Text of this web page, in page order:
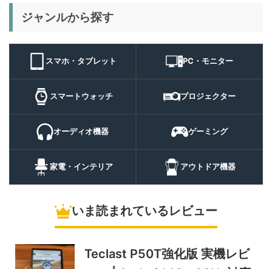
キャンプライ
BougeRV T1 キャンプライ
3000lm・最長102時間の多
機能キャンプライトを徹底検
ッチ
機レビュー | 1万円前後で通
9,882
ュー | バッテリー対応で車中
泊にも使いやすいポータブル
35,131
10/9まで
BougeRV Arch Pro 200W
実機レビュー | 曲がる・軽
い・車載しやすい200Wソー
ラーパネル
37,601
11/8まで
ジャンルから探す
スマホ・タブレット PC・モニター
スマートウォッチ プロジェクター
オーディオ機器 ゲーミング
家電・インテリア アウトドア機器
いま読まれているレビュー
Teclast P50T強化版 実機レビ